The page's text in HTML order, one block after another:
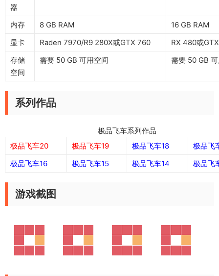
器
内存 8 GB RAM
16 GB RAM
显卡
Raden 7970/R9 280X或GTX 760
RX 480或
存储
空间
需要 50 GB 可用空间 需要 50 GB
系列作品
极品飞车系列作品
极品飞车20
极品飞车19 极品飞车18
极品飞
极品飞车16
极品飞车15 极品飞车14 极品飞
游戏截图